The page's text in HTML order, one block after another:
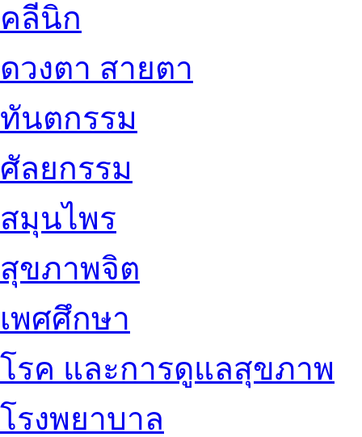
คลีนิก
ดวงตา สายตา
ทันตกรรม
ศัลยกรรม
สมุนไพร
สุขภาพจิต
เพศศึกษา
โรค และการดูแลสุขภาพ
โรงพยาบาล